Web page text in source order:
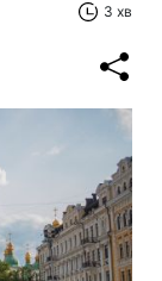
3 хв